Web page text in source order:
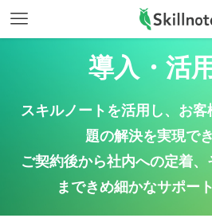
導入・活
スキルノートを活用し、お
題の解決を実現で
ご契約後から社内への定着
まできめ細かなサポー